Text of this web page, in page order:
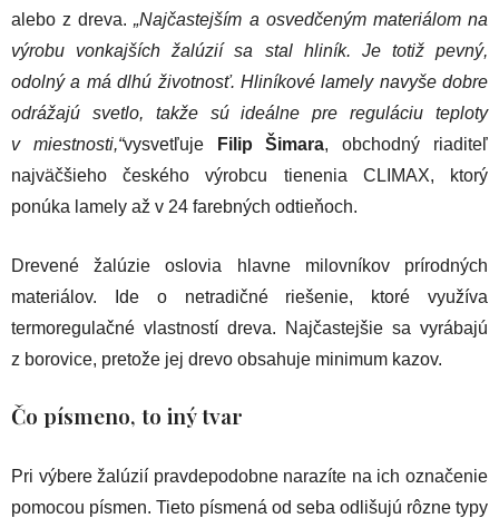
alebo z dreva.„Najčastejším a osvedčeným materiálom na
výrobu vonkajších žalúzií sa stal hliník. Je totiž pevný,
odolný a má dlhú životnosť. Hliníkové lamely navyše dobre
odrážajú svetlo, takže sú ideálne pre reguláciu teploty
v miestnosti,“vysvetľuje Filip Šimara, obchodný riaditeľ
najväčšieho českého výrobcu tienenia CLIMAX, ktorý
ponúka lamely až v 24 farebných odtieňoch.
Drevené žalúzie oslovia hlavne milovníkov prírodných
materiálov. Ide o netradičné riešenie, ktoré využíva
termoregulačné vlastností dreva. Najčastejšie sa vyrábajú
z borovice, pretože jej drevo obsahuje minimum kazov.
Čo písmeno, to iný tvar
Pri výbere žalúzií pravdepodobne narazíte na ich označenie
pomocou písmen. Tieto písmená od seba odlišujú rôzne typy